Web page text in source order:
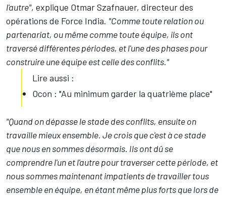
l'autre", explique Otmar Szafnauer, directeur des
opérations de Force India. "Comme toute relation ou
partenariat, ou même comme toute équipe, ils ont
traversé différentes périodes, et l'une des phases pour
construire une équipe est celle des conflits."
Lire aussi :
Ocon : "Au minimum garder la quatrième place"
"Quand on dépasse le stade des conflits, ensuite on
travaille mieux ensemble. Je crois que c'est à ce stade
que nous en sommes désormais. Ils ont dû se
comprendre l'un et l'autre pour traverser cette période, et
nous sommes maintenant impatients de travailler tous
ensemble en équipe, en étant même plus forts que lors de